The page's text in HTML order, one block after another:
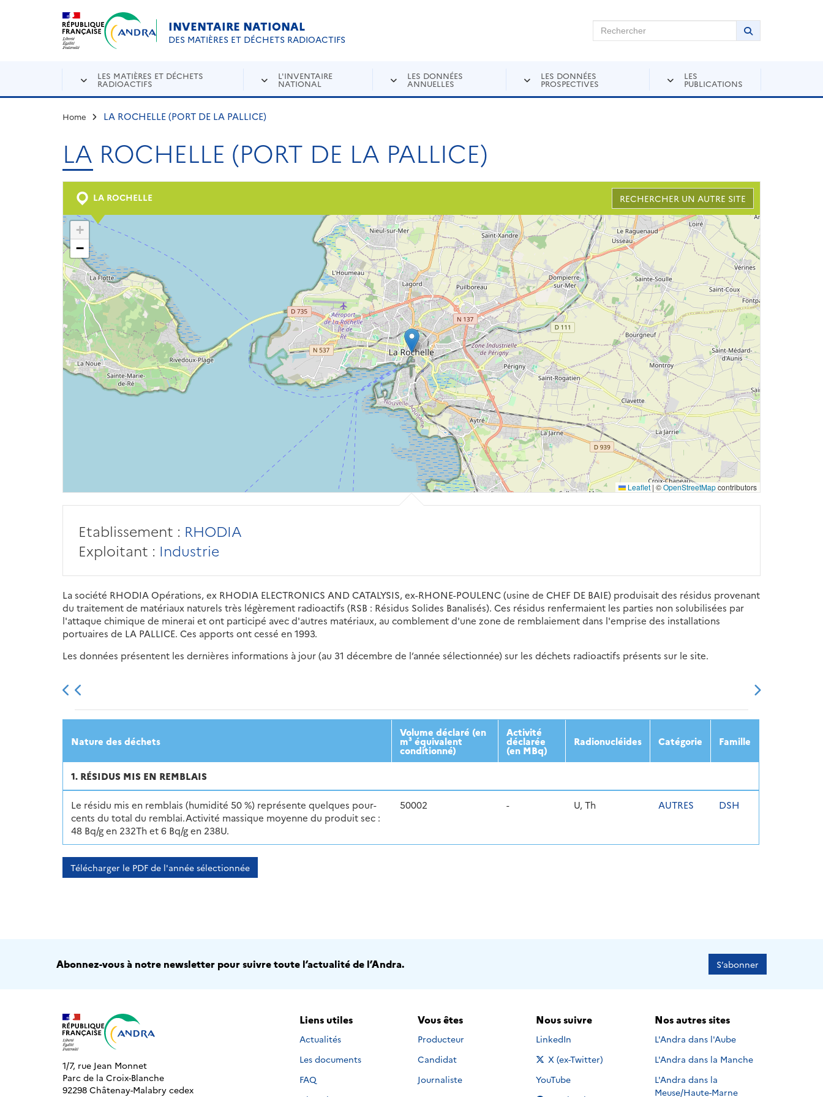
Aller au contenu principal
INVENTAIRE NATIONAL
DES MATIÈRES ET DÉCHETS RADIOACTIFS
Rechercher sur Andra Inventaire Rechercher
Lancer la
LES MATIÈRES ET DÉCHETS
RADIOACTIFS
L'INVENTAIRE
NATIONAL
LES DONNÉES
ANNUELLES
LES DONNÉES
PROSPECTIVES
LES
PUBLICATIONS
Home LA ROCHELLE (PORT DE LA PALLICE)
LA ROCHELLE (PORT DE LA PALLICE)
LA ROCHELLE RECHERCHER UN AUTRE SITE
+
−
Leaflet | ©OpenStreetMapcontributors
Etablissement : RHODIA
Exploitant : Industrie
La société RHODIA Opérations, ex RHODIA ELECTRONICS AND CATALYSIS, ex-RHONE-POULENC (usine de CHEF DE BAIE) produisait des résidus provenant
du traitement de matériaux naturels très légèrement radioactifs (RSB : Résidus Solides Banalisés). Ces résidus renfermaient les parties non solubilisées par
l'attaque chimique de minerai et ont participé avec d'autres matériaux, au comblement d'une zone de remblaiement dans l'emprise des installations
portuaires de LA PALLICE. Ces apports ont cessé en 1993.
Les données présentent les dernières informations à jour (au 31 décembre de l’année sélectionnée) sur les déchets radioactifs présents sur le site.
2013 2014 2015 2016 2017 2018 2019 2020 2021 2022 2023
Nature des déchets
Volume déclaré (en
m³ équivalent
conditionné)
Activité
déclarée
(en MBq)
Radionucléides Catégorie Famille
1. RÉSIDUS MIS EN REMBLAIS
Le résidu mis en remblais (humidité 50 %) représente quelques pour-
cents du total du remblai.Activité massique moyenne du produit sec :
48 Bq/g en 232Th et 6 Bq/g en 238U.
50002 - U, Th AUTRES DSH
Télécharger le PDF de l'année sélectionnée
Abonnez-vous à notre newsletter pour suivre toute l’actualité de l’Andra. S’abonner
1/7, rue Jean Monnet
Parc de la Croix-Blanche
92298 Châtenay-Malabry cedex
Liens utiles
Actualités
Les documents
FAQ
Vous êtes
Producteur
Candidat
Journaliste
Nous suivre
Nous suivre sur
LinkedIn
Nous suivre sur
X (ex-Twitter)
Nous suivre sur
YouTube
Nos autres sites
L'Andra dans l'Aube
L'Andra dans la Manche
L'Andra dans la
Meuse/Haute-Marne